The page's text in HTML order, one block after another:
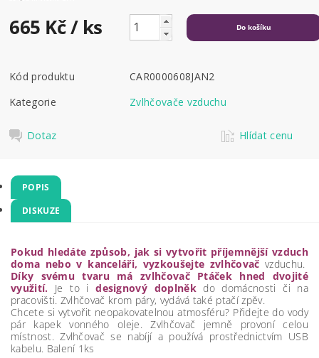
665 Kč/ ks
Kód produktu
CAR0000608JAN2
Kategorie
Zvlhčovače vzduchu
Dotaz Hlídat cenu
POPIS
DISKUZE
Pokud hledáte způsob, jak si vytvořit příjemnější vzduch
doma nebo v kanceláři, vyzkoušejte zvlhčovač vzduchu.
Díky svému tvaru má zvlhčovač Ptáček hned dvojité
využití. Je to idesignový doplněkdo domácnosti či na
pracovišti. Zvlhčovač krom páry, vydává také ptačí zpěv.
Chcete si vytvořit neopakovatelnou atmosféru? Přidejte do vody
pár kapek vonného oleje. Zvlhčovač jemně provoní celou
místnost. Zvlhčovač se nabíjí a používá prostřednictvím USB
kabelu. Balení 1ks